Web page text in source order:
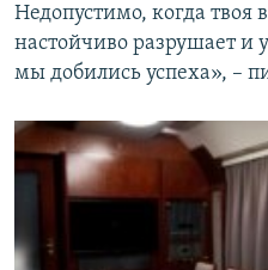
Недопустимо, когда твоя
настойчиво разрушает и
мы добились успеха», –